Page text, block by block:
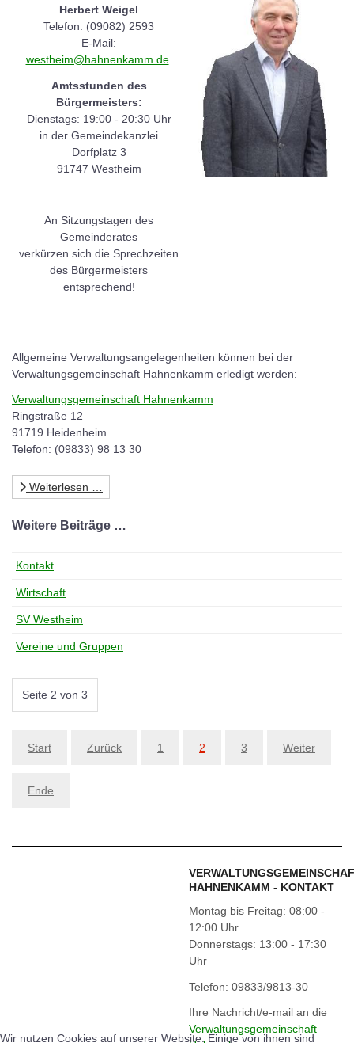
Herbert Weigel
Telefon: (09082) 2593
E-Mail:
westheim@hahnenkamm.de
Amtsstunden des
Bürgermeisters:
Dienstags: 19:00 - 20:30 Uhr
in der Gemeindekanzlei
Dorfplatz 3
91747 Westheim
An Sitzungstagen des
Gemeinderates
verkürzen sich die Sprechzeiten
des Bürgermeisters
entsprechend!
Allgemeine Verwaltungsangelegenheiten können bei der
Verwaltungsgemeinschaft Hahnenkamm erledigt werden:
Verwaltungsgemeinschaft Hahnenkamm
Ringstraße 12
91719 Heidenheim
Telefon: (09833) 98 13 30
Weiterlesen …
Weitere Beiträge …
Kontakt
Wirtschaft
SV Westheim
Vereine und Gruppen
Seite 2 von 3
Start Zurück 1 2 3 Weiter
Ende
HAHNENKAMM - KONTAKT
Montag bis Freitag: 08:00 -
12:00 Uhr
Donnerstags: 13:00 - 17:30
Uhr
Telefon: 09833/9813-30
Ihre Nachricht/e-mail an die
Verwaltungsgemeinschaft
Wir nutzen Cookies auf unserer Website. Einige von ihnen sind